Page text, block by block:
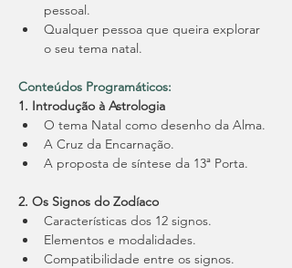
pessoal.
Qualquer pessoa que queira explorar
o seu tema natal.
Conteúdos Programáticos:
1. Introdução à Astrologia
O tema Natal como desenho da Alma.
A Cruz da Encarnação.
﻿﻿A proposta de síntese da 13ª Porta.
2. Os Signos do Zodíaco
Características dos 12 signos.
Elementos e modalidades.
Compatibilidade entre os signos.